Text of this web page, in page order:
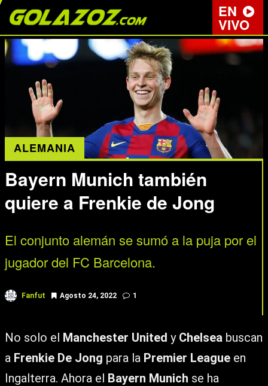
EN
VIVO
ALEMANIA
Bayern Munich también
quiere a Frenkie de Jong
El conjunto alemán se sumó a la puja por el
jugador del FC Barcelona.
Fanfut Agosto 24, 2022 1
No solo el Manchester United y Chelsea buscan
a Frenkie De Jong para la Premier League en
Ingalterra. Ahora el Bayern Munich se ha